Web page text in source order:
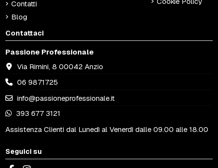
Contatti
Blog
Contattaci
Passione Professionale
Via Rimini, 8 00042 Anzio
06 9871725
info@passioneprofessionale.it
393 677 3121
Assistenza Clienti dal Lunedì al Venerdì dalle 09.00 alle 18.00
Seguici su